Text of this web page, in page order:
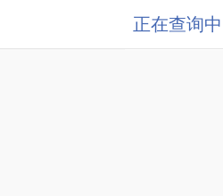
正在查询中